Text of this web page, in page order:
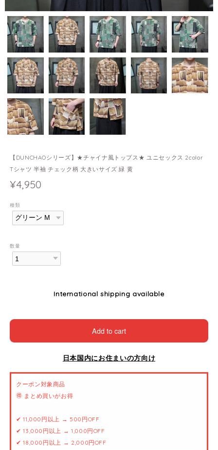
【DUNCHAOシリーズ】★チャイナ風トップス★ ユニセックス 2color
Tシャツ 半袖 チェック柄 大きいサイズ 緑 黄
¥4,950
種類
数量
International shipping available
Add to cart
日本国内にお住まいの方向け
クーポン対象商品
🉐 まとめ買いがお得
✔ 11,000円以上 → 500円OFF
✔ 13,000円以上 → 1,000円OFF
✔ 18,000円以上 → 2,000円OFF